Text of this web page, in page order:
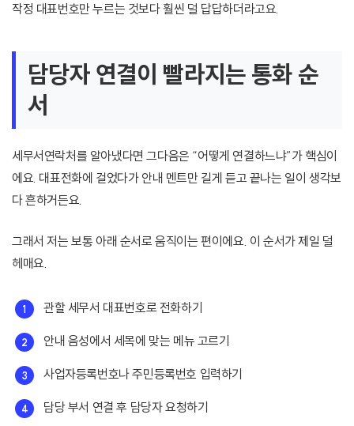
작정 대표번호만 누르는 것보다 훨씬 덜 답답하더라고요.
담당자 연결이 빨라지는 통화 순
서
세무서연락처를 알아냈다면 그다음은 “어떻게 연결하느냐”가 핵심이
에요. 대표전화에 걸었다가 안내 멘트만 길게 듣고 끝나는 일이 생각보
다 흔하거든요.
그래서 저는 보통 아래 순서로 움직이는 편이에요. 이 순서가 제일 덜
헤매요.
관할 세무서 대표번호로 전화하기
안내 음성에서 세목에 맞는 메뉴 고르기
사업자등록번호나 주민등록번호 입력하기
담당 부서 연결 후 담당자 요청하기